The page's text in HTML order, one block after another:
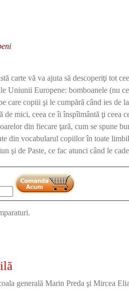
carte vă va ajuta să descoperiţi tot
Uniunii Europene: bomboanele (nu
care copiii şi le cumpără când ies de
de mici, ceea ce îi înspîimântă ţi ceea
din fiecare ţară, cum se spune
din vocabularul copiilor în toate
şi de Paste, ce fac atunci când le
generală Marin Preda şi Mircea